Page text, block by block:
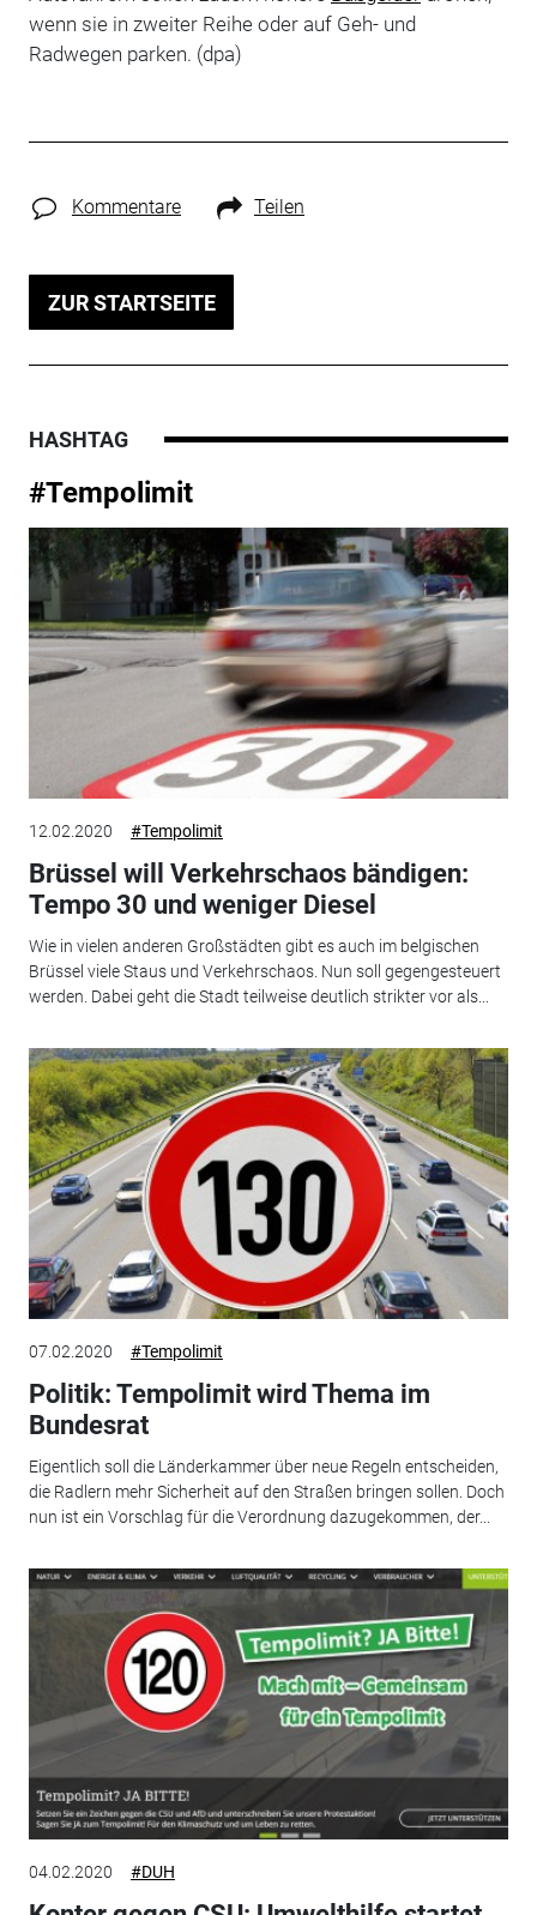
wenn sie in zweiter Reihe oder auf Geh- und
Radwegen parken. (dpa)
Kommentare Teilen
ZUR STARTSEITE
HASHTAG
#Tempolimit
12.02.2020 #Tempolimit
Brüssel will Verkehrschaos bändigen:
Tempo 30 und weniger Diesel
Wie in vielen anderen Großstädten gibt es auch im belgischen
Brüssel viele Staus und Verkehrschaos. Nun soll gegengesteuert
werden. Dabei geht die Stadt teilweise deutlich strikter vor als...
07.02.2020 #Tempolimit
Politik: Tempolimit wird Thema im
Bundesrat
Eigentlich soll die Länderkammer über neue Regeln entscheiden,
die Radlern mehr Sicherheit auf den Straßen bringen sollen. Doch
nun ist ein Vorschlag für die Verordnung dazugekommen, der...
04.02.2020 #DUH